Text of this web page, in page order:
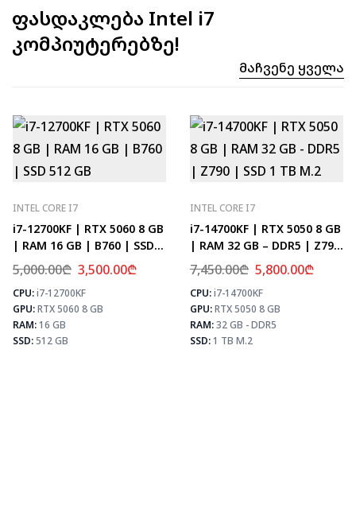
ფასდაკლება Intel i7
კომპიუტერებზე!
Მაჩვენე Ყველა
INTEL CORE I7
i7-12700KF | RTX 5060 8 GB
| RAM 16 GB | B760 | SSD
512 GB
5,000.00₾ 3,500.00₾
CPU:i7-12700KF
GPU:RTX 5060 8 GB
RAM:16 GB
SSD:512 GB
⚡ MAX FPS
CS2
331
PUBG
193
Fortnite
228
INTEL CORE I7
i7-14700KF | RTX 5050 8 GB
| RAM 32 GB – DDR5 | Z790
| SSD 1 TB M.2
7,450.00₾ 5,800.00₾
CPU:i7-14700KF
GPU:RTX 5050 8 GB
RAM:32 GB - DDR5
SSD:1 TB M.2